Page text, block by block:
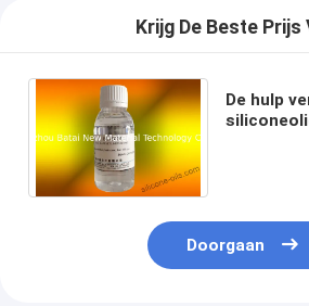
Krijg De Beste Prijs
De hulp
Doorgaan